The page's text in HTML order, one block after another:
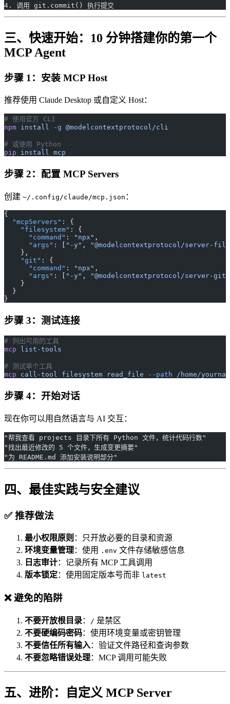
4. 调用 git.commit() 执行提交
三、快速开始：10 分钟搭建你的第一个
MCP Agent
步骤 1：安装 MCP Host
推荐使用 Claude Desktop 或自定义 Host：
# 使用官方 CLI
npm install -g @modelcontextprotocol/cli
# 或使用 Python
pip install mcp
步骤 2：配置 MCP Servers
创建 ~/.config/claude/mcp.json ：
{
  "mcpServers"
: {
    "filesystem"
: {
      "command"
: "npx" ,
      "args"
: [ "-y" ,
"@modelcontextprotocol/server-
    },
    "git"
: {
      "command"
: "npx" ,
      "args"
: [ "-y" ,
"@modelcontextprotocol/server-git"
    }
  }
}
步骤 3：测试连接
# 列出可用的工具
mcp list-tools
# 测试单个工具
mcp call-tool filesystem read_file --path /home/
步骤 4：开始对话
现在你可以用自然语言与 AI 交互：
"帮我查看 projects 目录下所有 Python 文件，统计代码行数"
"找出最近修改的 5 个文件，生成变更摘要"
"为 README.md 添加安装说明部分"
四、最佳实践与安全建议
✅ 推荐做法
最小权限原则 ：只开放必要的目录和资源
环境变量管理：使用 .env 文件存储敏感信息
日志审计：记录所有 MCP 工具调用
版本锁定：使用固定版本号而非 latest
❌ 避免的陷阱
不要开放根目录： / 是禁区
不要硬编码密码：使用环境变量或密钥管理
不要信任所有输入：验证文件路径和查询参数
不要忽略错误处理：MCP 调用可能失败
五、进阶：自定义 MCP Server